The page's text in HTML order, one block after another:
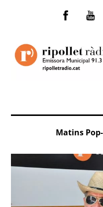
Facebook
You
Matins